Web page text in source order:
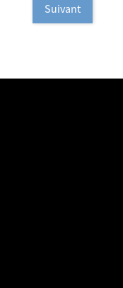
Suivant